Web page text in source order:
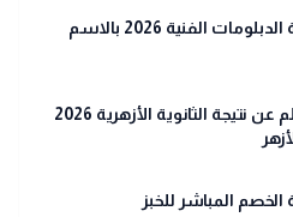
أعرف درجاتك عندنا.. نتيجة الدبلومات الفنية 2026 بالاسم
رابط شغال الآن.. استعلم عن نتيجة الثانوية الأزهرية 2026
المباشر للخبز